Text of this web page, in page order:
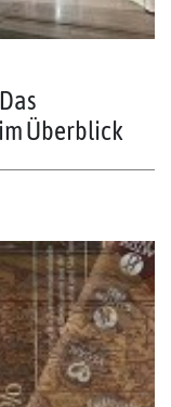
Überblick